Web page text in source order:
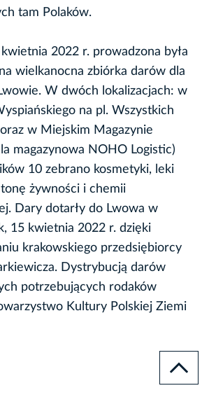
tam Polaków.
2022 r. prowadzona była
wielkanocna zbiórka darów dla
W dwóch lokalizacjach: w
na pl. Wszystkich
w Miejskim Magazynie
magazynowa NOHO Logistic)
10 zebrano kosmetyki, leki
żywności i chemii
Dary dotarły do Lwowa w
15 kwietnia 2022 r. dzięki
krakowskiego przedsiębiorcy
Dystrybucją darów
potrzebujących rodaków
Kultury Polskiej Ziemi